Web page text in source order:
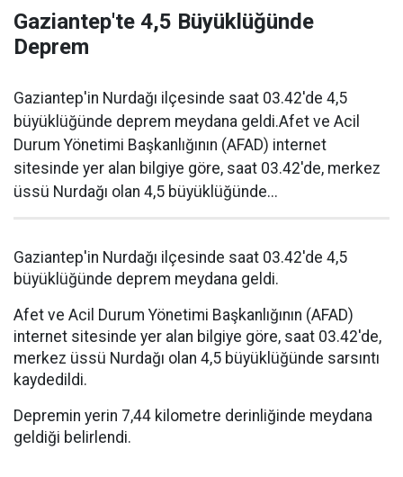
Gaziantep'te 4,5 Büyüklüğünde
Deprem
Gaziantep'in Nurdağı ilçesinde saat 03.42'de 4,5
büyüklüğünde deprem meydana geldi.Afet ve Acil
Durum Yönetimi Başkanlığının (AFAD) internet
sitesinde yer alan bilgiye göre, saat 03.42'de, merkez
üssü Nurdağı olan 4,5 büyüklüğünde...
Gaziantep'in Nurdağı ilçesinde saat 03.42'de 4,5
büyüklüğünde deprem meydana geldi.
Afet ve Acil Durum Yönetimi Başkanlığının (AFAD)
internet sitesinde yer alan bilgiye göre, saat 03.42'de,
merkez üssü Nurdağı olan 4,5 büyüklüğünde sarsıntı
kaydedildi.
Depremin yerin 7,44 kilometre derinliğinde meydana
geldiği belirlendi.